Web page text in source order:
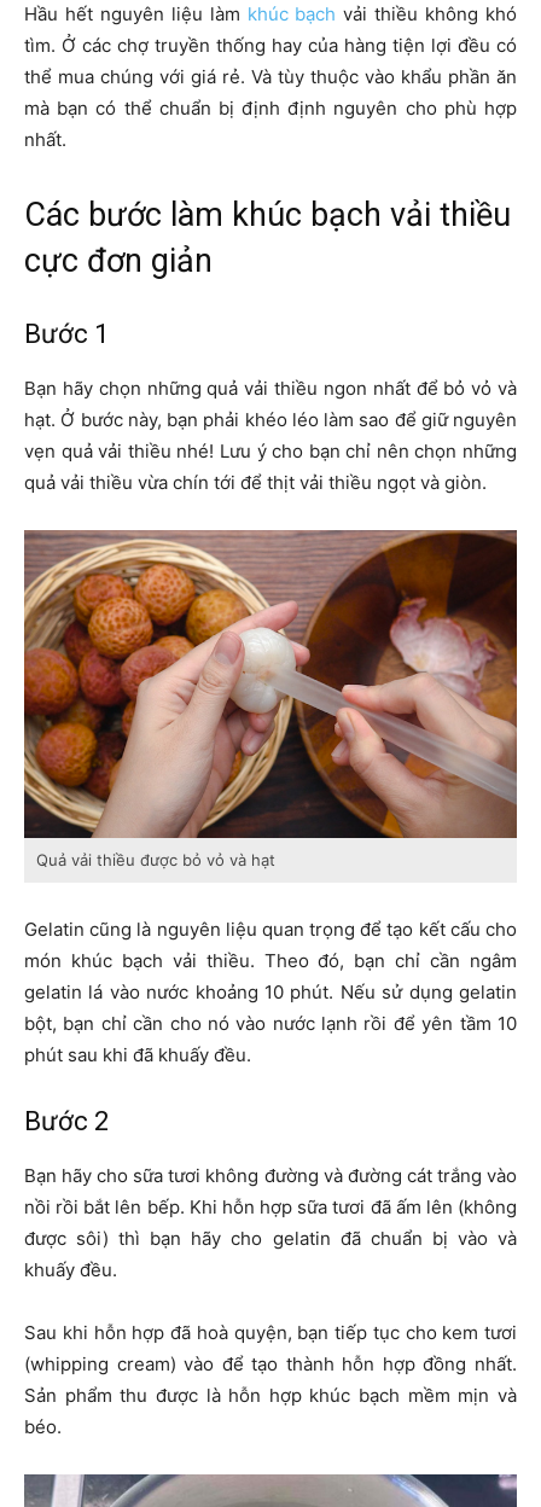
Hầu hết nguyên liệu làm khúc bạch vải thiều không khó
tìm. Ở các chợ truyền thống hay của hàng tiện lợi đều có
thể mua chúng với giá rẻ. Và tùy thuộc vào khẩu phần ăn
mà bạn có thể chuẩn bị định định nguyên cho phù hợp
nhất.
Các bước làm khúc bạch vải thiều
cực đơn giản
Bước 1
Bạn hãy chọn những quả vải thiều ngon nhất để bỏ vỏ và
hạt. Ở bước này, bạn phải khéo léo làm sao để giữ nguyên
vẹn quả vải thiều nhé! Lưu ý cho bạn chỉ nên chọn những
quả vải thiều vừa chín tới để thịt vải thiều ngọt và giòn.
Quả vải thiều được bỏ vỏ và hạt
Gelatin cũng là nguyên liệu quan trọng để tạo kết cấu cho
món khúc bạch vải thiều. Theo đó, bạn chỉ cần ngâm
gelatin lá vào nước khoảng 10 phút. Nếu sử dụng gelatin
bột, bạn chỉ cần cho nó vào nước lạnh rồi để yên tầm 10
phút sau khi đã khuấy đều.
Bước 2
Bạn hãy cho sữa tươi không đường và đường cát trắng vào
nồi rồi bắt lên bếp. Khi hỗn hợp sữa tươi đã ấm lên (không
được sôi) thì bạn hãy cho gelatin đã chuẩn bị vào và
khuấy đều.
Sau khi hỗn hợp đã hoà quyện, bạn tiếp tục cho kem tươi
(whipping cream) vào để tạo thành hỗn hợp đồng nhất.
Sản phẩm thu được là hỗn hợp khúc bạch mềm mịn và
béo.